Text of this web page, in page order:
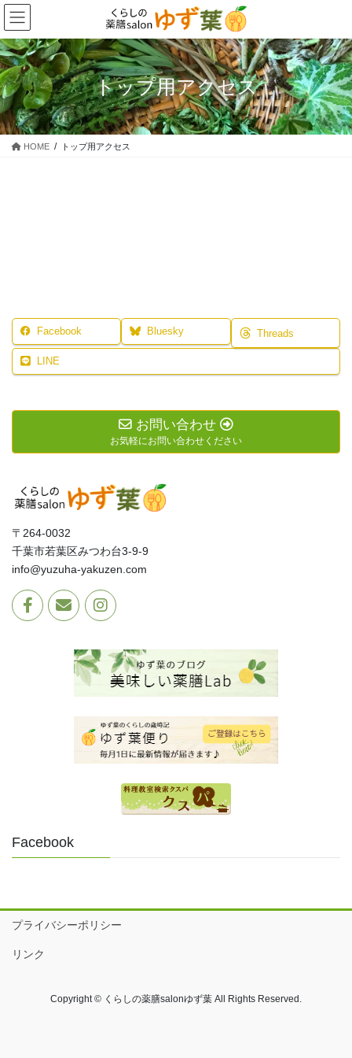
コ
ン
テ
ン
ツ
に
移
動
ナ
ビ
ゲ
ー
シ
ョ
ン
に
トップ用アクセス
HOME トップ用アクセス
Facebook Bluesky Threads
LINE
お問い合わせ
お気軽にお問い合わせください
〒264-0032
千葉市若葉区みつわ台3-9-9
info@yuzuha-yakuzen.com
Facebook
プライバシーポリシー
リンク
Copyright © くらしの薬膳salonゆず葉 All Rights Reserved.